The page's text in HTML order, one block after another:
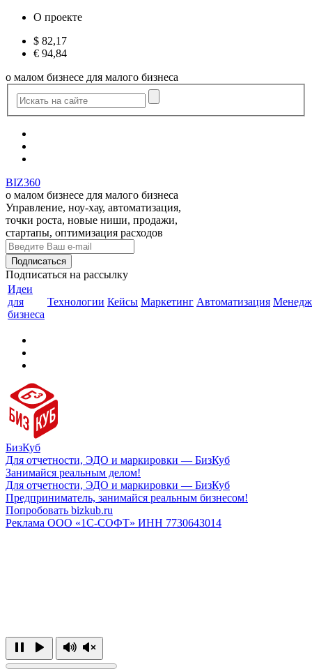
О проекте
$ 82,17
€ 94,84
о малом бизнесе для малого бизнеса
BIZ360
о малом бизнесе для малого бизнеса
Управление, ноу-хау, автоматизация,
точки роста, новые ниши, продажи,
стартапы, оптимизация расходов
Подписаться на рассылку
Идеи
для
бизнеса
Технологии Кейсы Маркетинг Автоматизация
БизКуб
Для отчетности, ЭДО и маркировки — БизКуб
Занимайся реальным делом!
Для отчетности, ЭДО и маркировки — БизКуб
Предприниматель, занимайся реальным бизнесом!
Попробовать bizkub.ru
Реклама ООО «1С-СОФТ» ИНН 7730643014